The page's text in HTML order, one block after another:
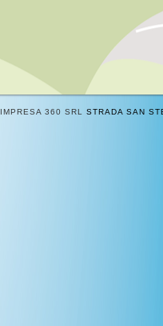
IMPRESA 360 SRL STRADA SAN